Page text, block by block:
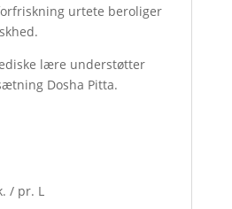
urtete beroliger
lære understøtter
Dosha Pitta.
/ pr. L